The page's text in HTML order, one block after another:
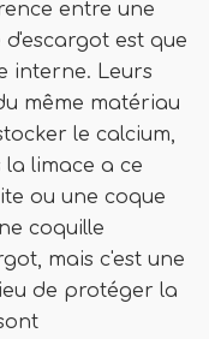
entre une
est que
interne. Leurs
même matériau
le calcium,
la limace a ce
ou une coque
coquille
mais c'est une
de protéger la